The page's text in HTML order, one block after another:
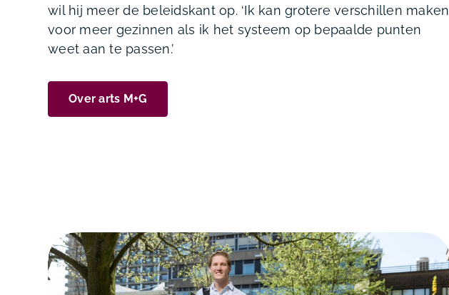
wil hij meer de beleidskant op. ‘Ik kan grotere verschillen maken
voor meer gezinnen als ik het systeem op bepaalde punten
weet aan te passen.’
Over arts M+G